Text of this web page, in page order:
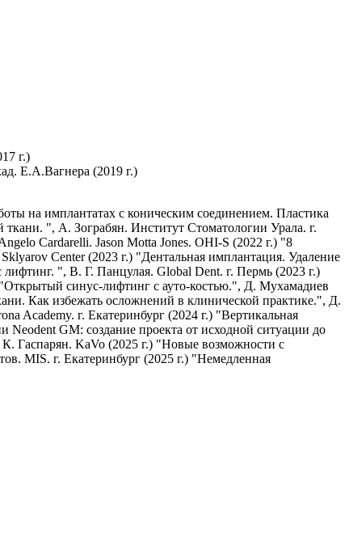
г.)
Е.А.Вагнера (2019 г.)
на имплантатах с коническим соединением. Пластика
", А. Зограбян. Институт Стоматологии Урала. г.
Cardarelli. Jason Motta Jones. OHI-S (2022 г.) "8
Center (2023 г.) "Дентальная имплантация. Удаление
", В. Г. Панцулая. Global Dent. г. Пермь (2023 г.)
синус-лифтинг с ауто-костью.", Д. Мухамадиев
Как избежать осложнений в клинической практике.", Д.
Academy. г. Екатеринбург (2024 г.) "Вертикальная
GM: создание проекта от исходной ситуации до
Гаспарян. KaVo (2025 г.) "Новые возможности с
MIS. г. Екатеринбург (2025 г.) "Немедленная